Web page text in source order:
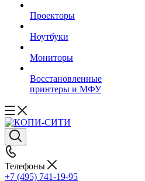
Проекторы
Ноутбуки
Мониторы
Восстановленные
принтеры и МФУ
Телефоны
+7 (495) 741-19-95